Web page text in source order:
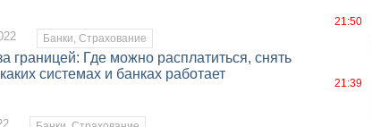
Банки, Страхование
границей: Где можно расплатиться, снять
системах и банках работает
21:50
21:39